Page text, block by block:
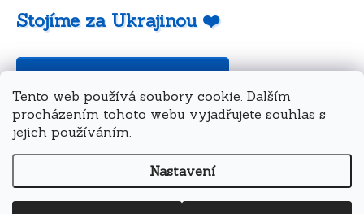
Tento web používá soubory cookie. Dalším
procházením tohoto webu vyjadřujete souhlas s
jejich používáním.
Nastavení
Stojíme za Ukrajinou ❤️